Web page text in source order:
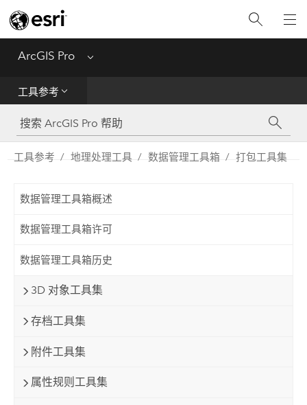
ArcGIS Pro Menu
工具参考
工具参考
Python
工具参考 地理处理工具 数据管理工具箱 打包工具集
数据管理工具箱概述
数据管理工具箱许可
数据管理工具箱历史
3D 对象工具集
存档工具集
附件工具集
属性规则工具集